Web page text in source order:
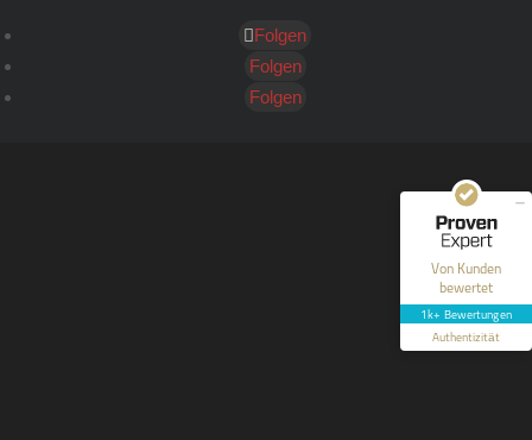
Folgen
Folgen
Folgen
Von Kunden
bewertet
1k+ Bewertungen
Authentizität
Kundenbewertungen und Erfahrungen zu
SEHR GUT
40
Bewertungen auf
ProvenExpert.com
Blick aufs ProvenExpert-Profil werfen